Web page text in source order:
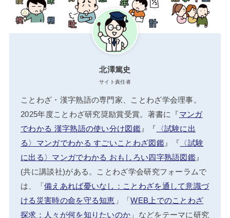
北澤篤史
サイト責任者
ことわざ・漢字熟語の専門家、ことわざ学会理事。
2025年度ことわざ研究奨励賞受賞。著書に『マンガ
でわかる 漢字熟語の使い分け図鑑』『 〈試験に出
る〉マンガでわかる すごいことわざ図鑑』『 〈試験
に出る〉マンガでわかる おもしろい四字熟語図鑑 』
(共に講談社)がある。ことわざ学会研究フォーラムで
は、「備えあれば憂いなし：ことわざを通して意識づ
ける災害時の命を守る知恵 」「WEB上でのことわざ
探求：人々が何を知りたいのか 」などをテーマに研究